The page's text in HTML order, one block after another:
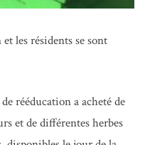
les résidents se sont
rééducation a acheté de
et de différentes herbes